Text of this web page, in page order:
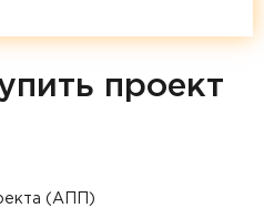
проект
(АПП)